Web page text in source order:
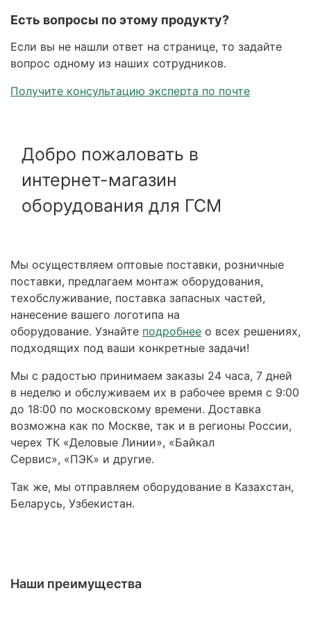
Есть вопросы по этому продукту?
Если вы не нашли ответ на странице, то задайте
вопрос одному из наших сотрудников.
Получите консультацию эксперта по почте
Добро пожаловать в
интернет-магазин
оборудования для ГСМ
Мы осуществляем оптовые поставки, розничные
поставки, предлагаем монтаж оборудования,
техобслуживание, поставка запасных частей,
нанесение вашего логотипа на
оборудование. Узнайте подробнее о всех решениях,
подходящих под ваши конкретные задачи!
Мы с радостью принимаем заказы 24 часа, 7 дней
в неделю и обслуживаем их в рабочее время с 9:00
до 18:00 по московскому времени. Доставка
возможна как по Москве, так и в регионы России,
черех ТК «Деловые Линии», «Байкал
Сервис», «ПЭК» и другие.
Так же, мы отправляем оборудование в Казахстан,
Беларусь, Узбекистан.
Наши преимущества